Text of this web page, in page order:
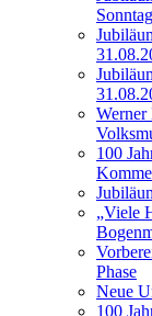
Werner
100
„Viele
Phase
Neue
100